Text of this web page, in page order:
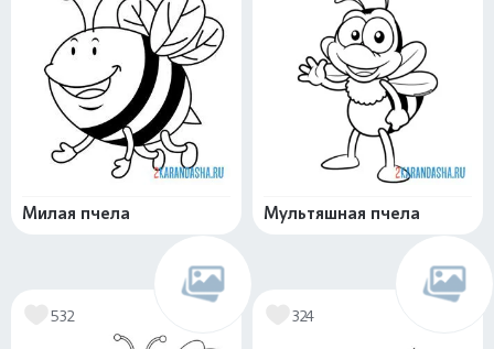
Милая пчела Мультяшная пчела
532 324